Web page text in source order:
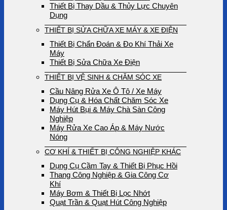
Thiết Bị Thay Dầu & Thủy Lực Chuyên
Dụng
THIẾT BỊ SỬA CHỮA XE MÁY & XE ĐIỆN
Thiết Bị Chẩn Đoán & Đo Khí Thải Xe
Máy
Thiết Bị Sửa Chữa Xe Điện
THIẾT BỊ VỆ SINH & CHĂM SÓC XE
Cầu Nâng Rửa Xe Ô Tô / Xe Máy
Dụng Cụ & Hóa Chất Chăm Sóc Xe
Máy Hút Bụi & Máy Chà Sàn Công
Nghiệp
Máy Rửa Xe Cao Áp & Máy Nước
Nóng
CƠ KHÍ & THIẾT BỊ CÔNG NGHIỆP KHÁC
Dụng Cụ Cầm Tay & Thiết Bị Phục Hồi
Thang Công Nghiệp & Gia Công Cơ
Khí
Máy Bơm & Thiết Bị Lọc Nhớt
Quạt Trần & Quạt Hút Công Nghiệp